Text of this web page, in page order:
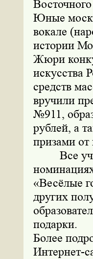
Юные
вокале
истории
Жюри
искусства
средств
вручили
№911,
рублей, а
призами
Все
«Весёлые
других
подарки.
Более
Интернет-